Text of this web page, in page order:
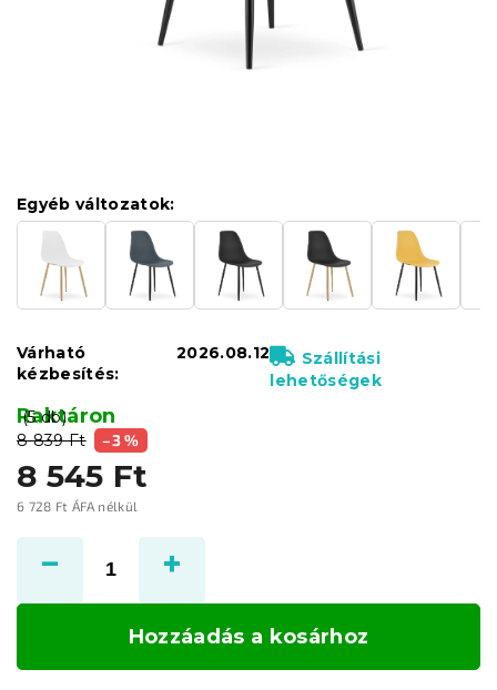
8 839 Ft –3 %
8 545 Ft
6 728 Ft ÁFA nélkül
Raktáron
(5 db)
Egyéb változatok:
Várható
kézbesítés:
2026.08.12
Szállítási
lehetőségek
Hozzáadás a kosárhoz